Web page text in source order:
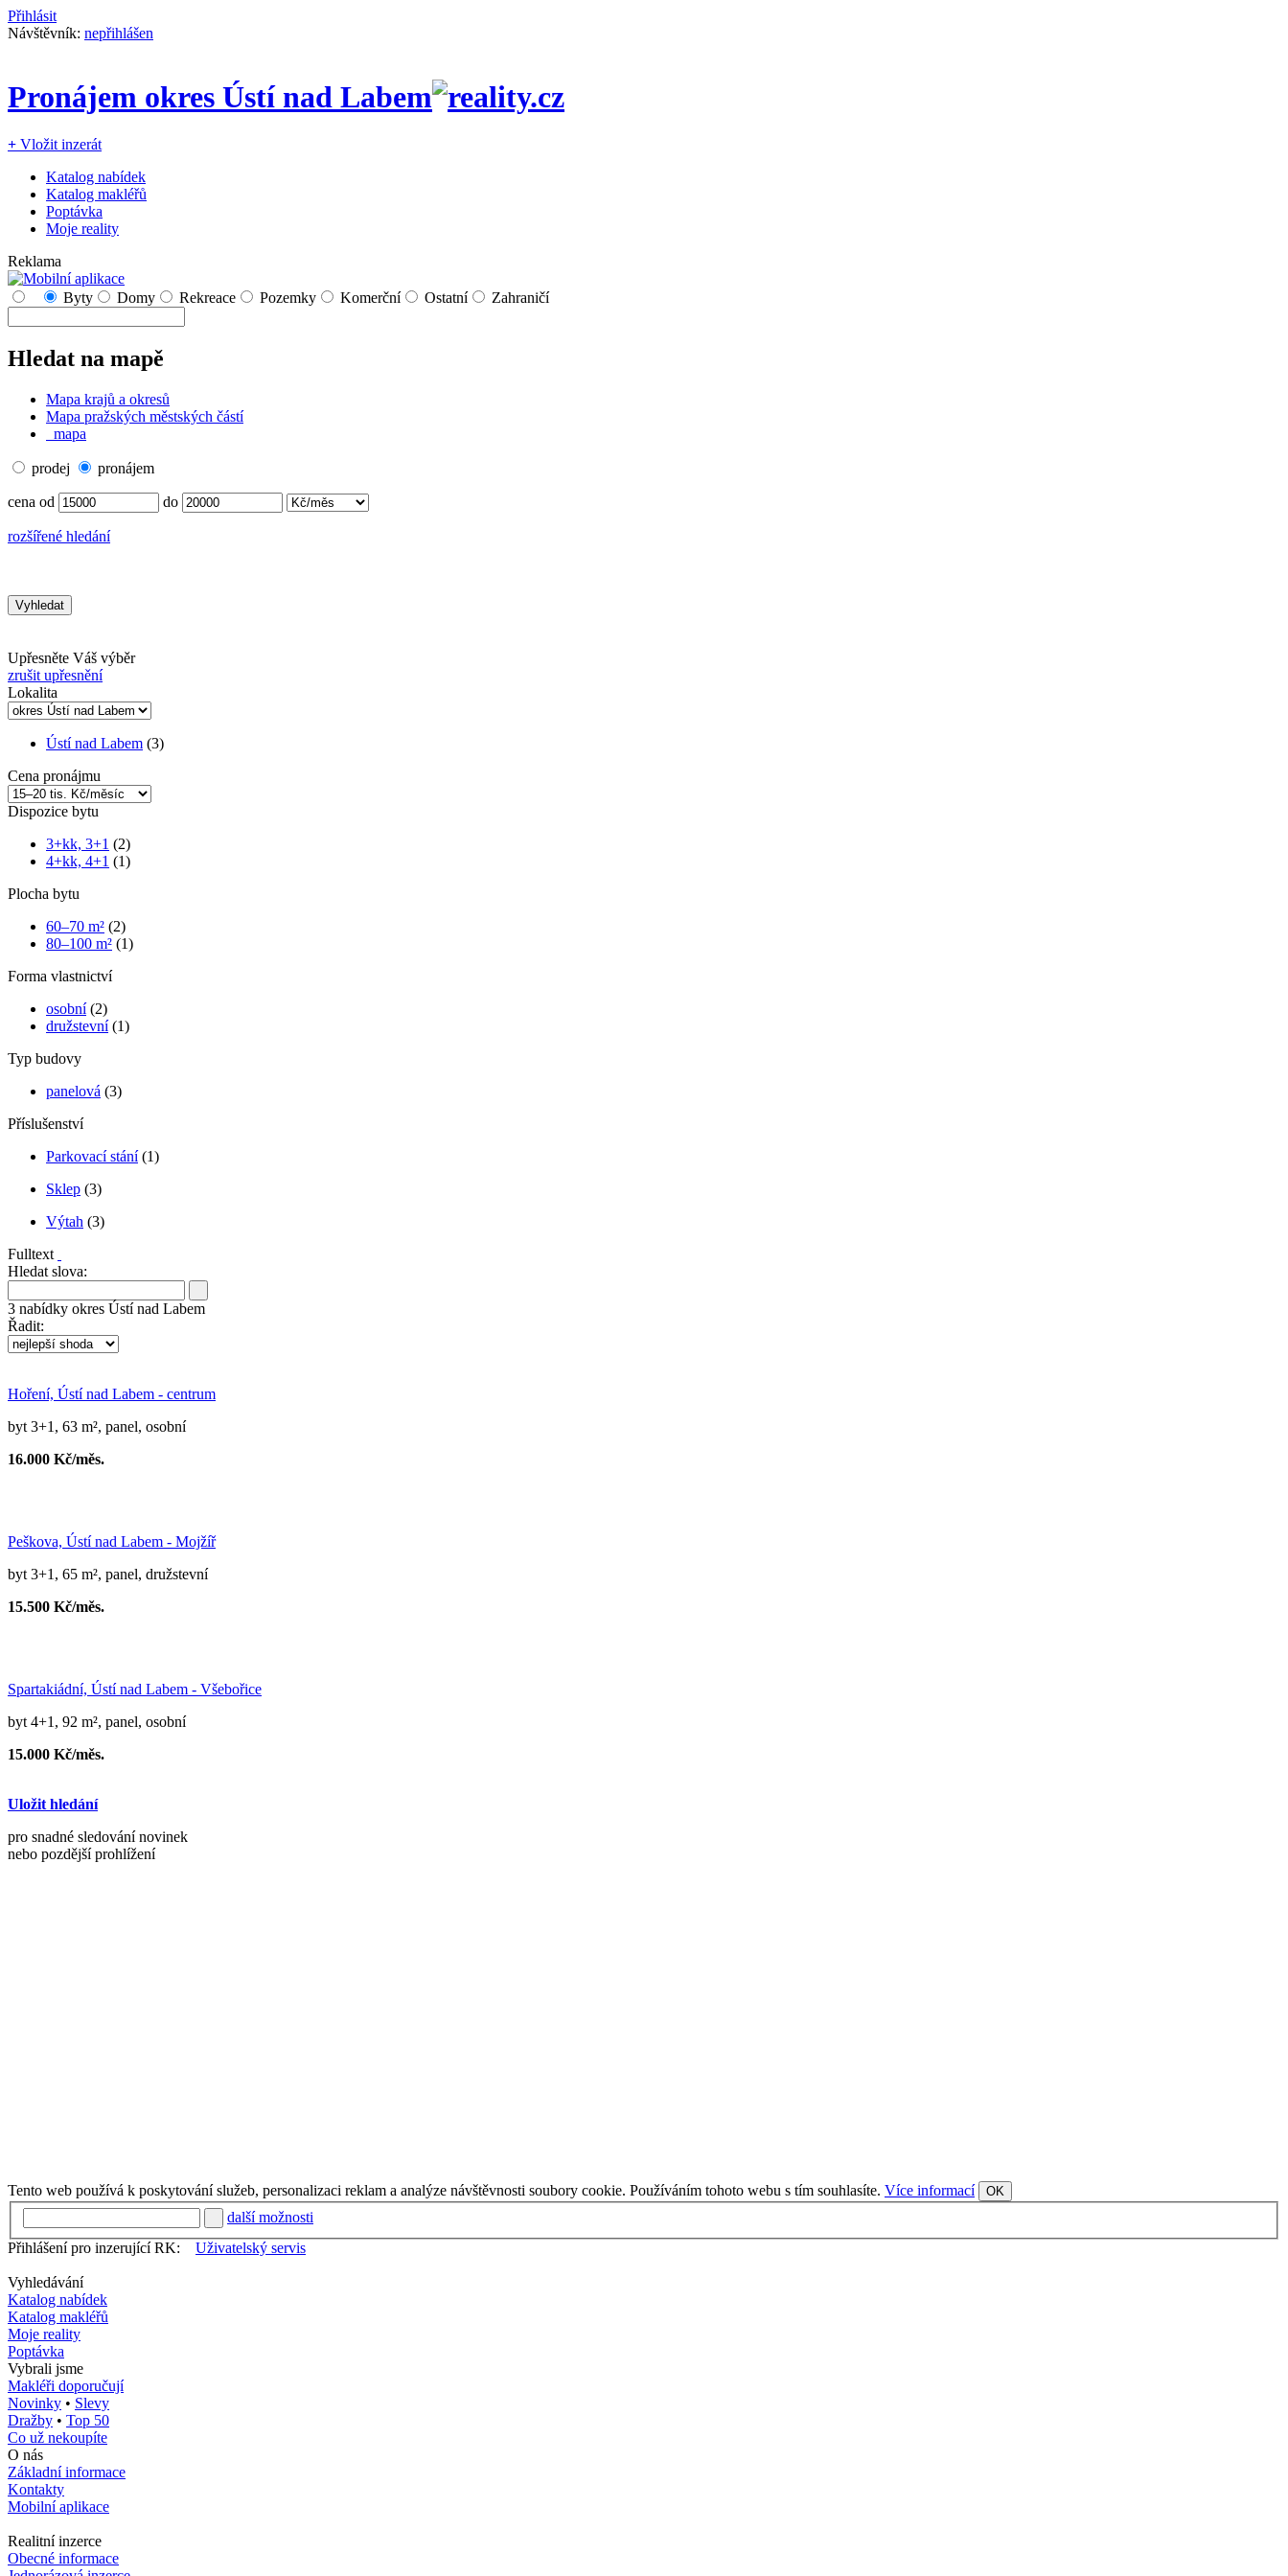
Přihlásit
Návštěvník: nepřihlášen
Pronájem okres Ústí nad Labem
+ Vložit inzerát
Katalog nabídek
Katalog makléřů
Poptávka
Moje reality
Reklama
Byty Domy Rekreace Pozemky Komerční Ostatní Zahraničí
Hledat na mapě
Mapa krajů a okresů
Mapa pražských městských částí
mapa
prodej pronájem
cena od do
rozšířené hledání
Upřesněte Váš výběr
zrušit upřesnění
Lokalita
Ústí nad Labem (3)
Cena pronájmu
Dispozice bytu
3+kk, 3+1 (2)
4+kk, 4+1 (1)
Plocha bytu
60–70 m² (2)
80–100 m² (1)
Forma vlastnictví
osobní(2)
družstevní(1)
Typ budovy
panelová (3)
Příslušenství
Parkovací stání(1)
Sklep (3)
Výtah (3)
Fulltext
Hledat slova:
3 nabídky okres Ústí nad Labem
Řadit:
Hoření, Ústí nad Labem - centrum
byt 3+1, 63 m², panel, osobní
16.000 Kč/měs.
Peškova, Ústí nad Labem - Mojžíř
byt 3+1, 65 m², panel, družstevní
15.500 Kč/měs.
Spartakiádní, Ústí nad Labem - Všebořice
byt 4+1, 92 m², panel, osobní
15.000 Kč/měs.
Uložit hledání
pro snadné sledování novinek
nebo pozdější prohlížení
Tento web používá k poskytování služeb, personalizaci reklam a analýze návštěvnosti soubory cookie. Používáním tohoto webu s tím souhlasíte. Více informací OK
další možnosti
Přihlášení pro inzerující RK:
Uživatelský servis
Vyhledávání
Katalog nabídek
Katalog makléřů
Moje reality
Poptávka
Vybrali jsme
Makléři doporučují
Novinky • Slevy
Dražby • Top 50
Co už nekoupíte
O nás
Základní informace
Kontakty
Mobilní aplikace
Realitní inzerce
Obecné informace